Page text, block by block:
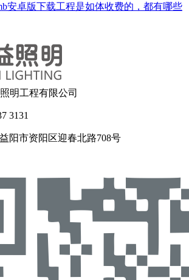
安卓版下载工程是如体收费的，都有哪些
明工程有限公司
3131
益阳市资阳区迎春北路708号